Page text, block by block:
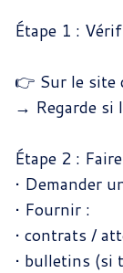
Étape 1 :
👉 Sur le site
→ Regarde si
Étape 2 :
• Demander
• Fournir :
• contrats /
• bulletins (si